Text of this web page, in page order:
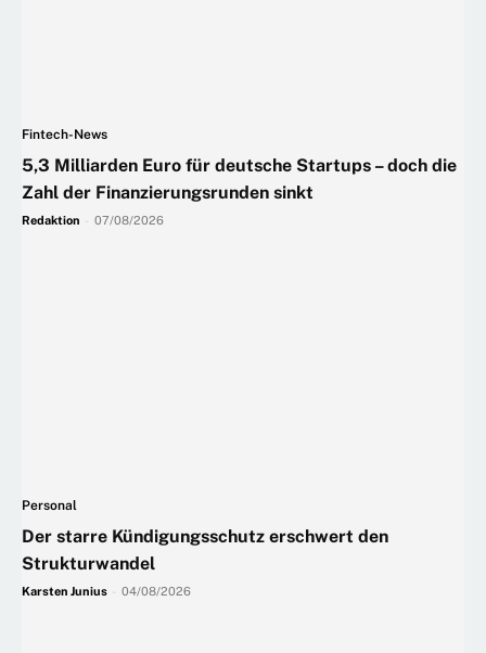
Fintech-News
5,3 Milliarden Euro für deutsche Startups – doch die
Zahl der Finanzierungsrunden sinkt
Redaktion 07/08/2026
Personal
Der starre Kündigungsschutz erschwert den
Strukturwandel
Karsten Junius 04/08/2026